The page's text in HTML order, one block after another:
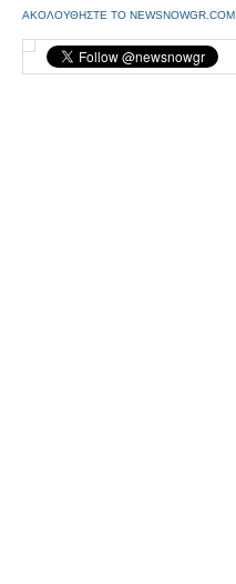
ΑΚΟΛΟΥΘΗΣΤΕ ΤΟ NEWSNOWGR.COM